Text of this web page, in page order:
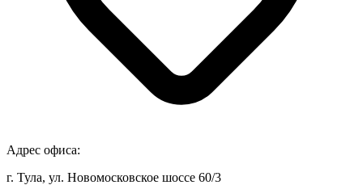
Адрес офиса:
г. Тула, ул. Новомосковское шоссе 60/3